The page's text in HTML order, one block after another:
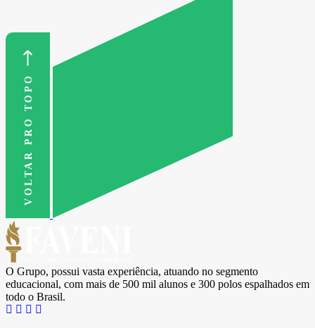
VOLTAR PRO TOPO
O Grupo, possui vasta experiência, atuando no segmento
educacional, com mais de 500 mil alunos e 300 polos espalhados em
todo o Brasil.